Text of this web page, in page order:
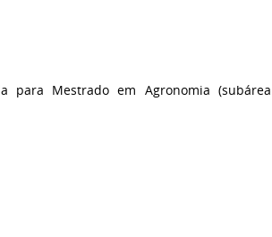
para Mestrado em Agronomia (subárea